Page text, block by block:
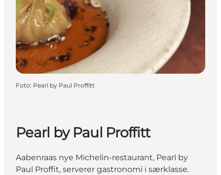
Foto: Pearl by Paul Proffitt
Pearl by Paul Proffitt
Aabenraas nye Michelin-restaurant, Pearl by
Paul Proffit, serverer gastronomi i særklasse.